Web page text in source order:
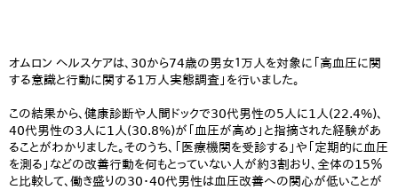
オムロン ヘルスケアは、30から74歳の男女１万人を対象に「高血圧に関
する意識と行動に関する1万人実態調査」を行いました。
この結果から、健康診断や人間ドックで30代男性の5人に1人(22.4%)、
40代男性の3人に1人(30.8%)が「血圧が高め」と指摘された経験があ
ることがわかりました。そのうち、「医療機関を受診する」や「定期的に血圧
を測る」などの改善行動を何もとっていない人が約3割おり、全体の15％
と比較して、働き盛りの30・40代男性は血圧改善への関心が低いことが